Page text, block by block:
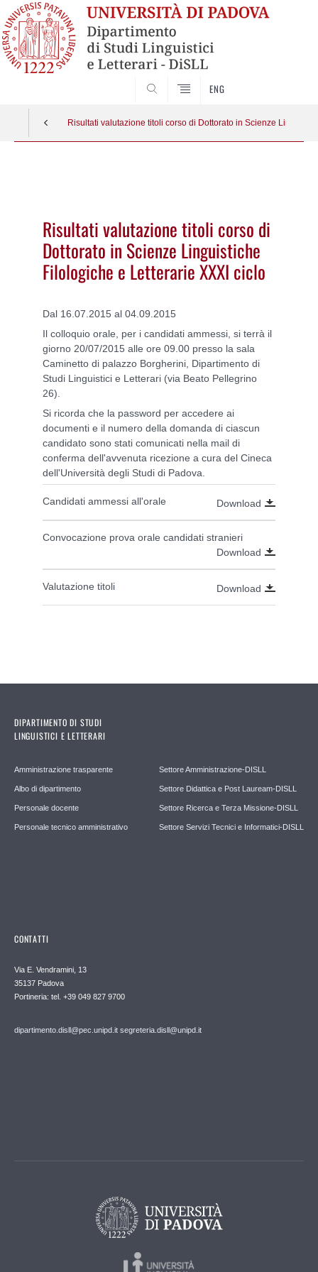
ENG
Risultati valutazione titoli corso di Dottorato in Scienze
Risultati valutazione titoli corso di
Dottorato in Scienze Linguistiche
Filologiche e Letterarie XXXI ciclo
Dal 16.07.2015 al 04.09.2015
Il colloquio orale, per i candidati ammessi, si terrà il
giorno 20/07/2015 alle ore 09.00 presso la sala
Caminetto di palazzo Borgherini, Dipartimento di
Studi Linguistici e Letterari (via Beato Pellegrino
26).
Si ricorda che la password per accedere ai
documenti e il numero della domanda di ciascun
candidato sono stati comunicati nella mail di
conferma dell'avvenuta ricezione a cura del Cineca
dell'Università degli Studi di Padova.
Candidati ammessi all'orale Download
Convocazione prova orale candidati stranieri
Download
Valutazione titoli Download
DIPARTIMENTO DI STUDI
LINGUISTICI E LETTERARI
Amministrazione trasparente
Albo di dipartimento
Personale docente
Personale tecnico amministrativo
Settore Amministrazione-DISLL
Settore Didattica e Post Lauream-DISLL
Settore Ricerca e Terza Missione-DISLL
Settore Servizi Tecnici e Informatici-DISLL
CONTATTI
Via E. Vendramini, 13
35137 Padova
Portineria: tel. +39 049 827 9700
dipartimento.disll@pec.unipd.it segreteria.disll@unipd.it